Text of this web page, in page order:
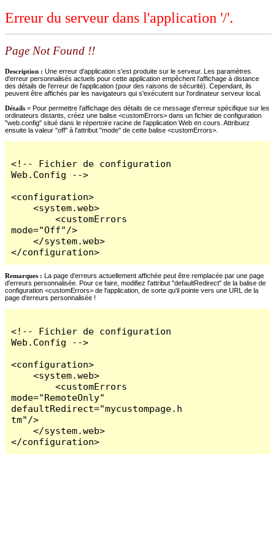
Erreur du serveur dans l'application '/'.
Page Not Found !!
Description : Une erreur d'application s'est produite sur le serveur. Les paramètres
d'erreur personnalisés actuels pour cette application empêchent l'affichage à distance
des détails de l'erreur de l'application (pour des raisons de sécurité). Cependant, ils
peuvent être affichés par les navigateurs qui s'exécutent sur l'ordinateur serveur local.
Détails = Pour permettre l'affichage des détails de ce message d'erreur spécifique sur les
ordinateurs distants, créez une balise <customErrors> dans un fichier de configuration
"web.config" situé dans le répertoire racine de l'application Web en cours. Attribuez
ensuite la valeur "off" à l'attribut "mode" de cette balise <customErrors>.
<!-- Fichier de configuration
Web.Config -->
<configuration>
    <system.web>
        <customErrors
mode="Off"/>
    </system.web>
</configuration>
Remarques : La page d'erreurs actuellement affichée peut être remplacée par une page
d'erreurs personnalisée. Pour ce faire, modifiez l'attribut "defaultRedirect" de la balise de
configuration <customErrors> de l'application, de sorte qu'il pointe vers une URL de la
page d'erreurs personnalisée !
<!-- Fichier de configuration
Web.Config -->
<configuration>
    <system.web>
        <customErrors
mode="RemoteOnly"
defaultRedirect="mycustompage.h
tm"/>
    </system.web>
</configuration>